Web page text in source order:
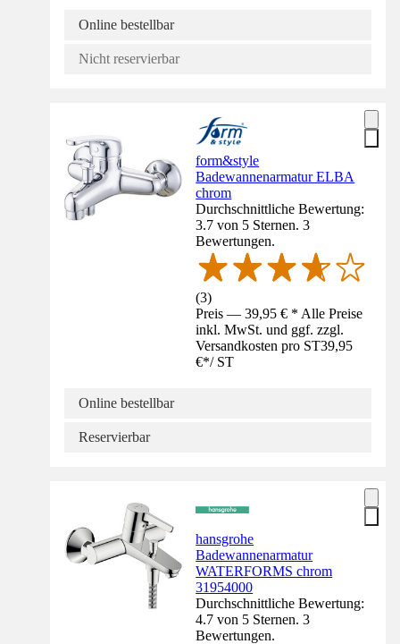
Online bestellbar
Nicht reservierbar
form&style
Badewannenarmatur ELBA
chrom
Durchschnittliche Bewertung:
3.7 von 5 Sternen. 3
Bewertungen.
(3)
Preis — 39,95 € * Alle Preise
inkl. MwSt. und ggf. zzgl.
Versandkosten pro ST39,95
€*/ ST
Online bestellbar
Reservierbar
hansgrohe
Badewannenarmatur
WATERFORMS chrom
31954000
Durchschnittliche Bewertung:
4.7 von 5 Sternen. 3
Bewertungen.